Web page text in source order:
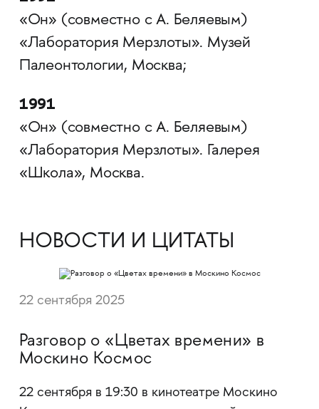
«Он» (совместно с А. Беляевым)
«Лаборатория Мерзлоты». Музей
Палеонтологии, Москва;
1991
«Он» (совместно с А. Беляевым)
«Лаборатория Мерзлоты». Галерея
«Школа», Москва.
НОВОСТИ И ЦИТАТЫ
22 сентября 2025
Разговор о «Цветах времени» в
Москино Космос
22 сентября в 19:30 в кинотеатре Москино